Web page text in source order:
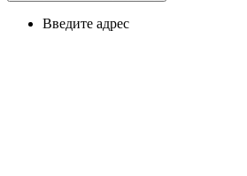
Введите адрес